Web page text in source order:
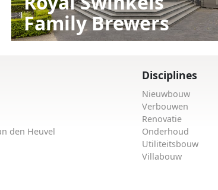
Family Brewers
den Heuvel
Disciplines
Nieuwbouw
Verbouwen
Renovatie
Onderhoud
Utiliteitsbouw
Villabouw